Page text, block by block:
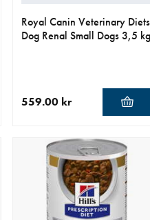
Royal Canin Veterinary Diets
Dog Renal Small Dogs 3,5 kg
559.00 kr